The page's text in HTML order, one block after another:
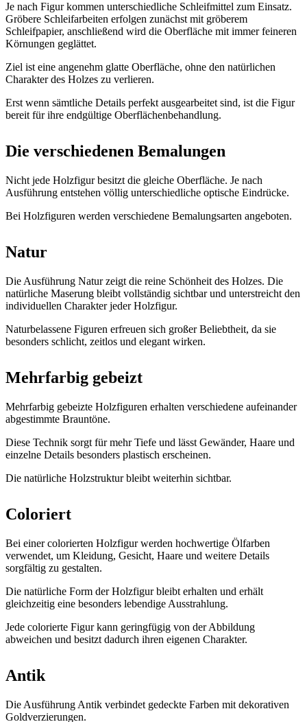
Je nach Figur kommen unterschiedliche Schleifmittel zum Einsatz.
Gröbere Schleifarbeiten erfolgen zunächst mit gröberem
Schleifpapier, anschließend wird die Oberfläche mit immer feineren
Körnungen geglättet.
Ziel ist eine angenehm glatte Oberfläche, ohne den natürlichen
Charakter des Holzes zu verlieren.
Erst wenn sämtliche Details perfekt ausgearbeitet sind, ist die Figur
bereit für ihre endgültige Oberflächenbehandlung.
Die verschiedenen Bemalungen
Nicht jede Holzfigur besitzt die gleiche Oberfläche. Je nach
Ausführung entstehen völlig unterschiedliche optische Eindrücke.
Bei Holzfiguren werden verschiedene Bemalungsarten angeboten.
Natur
Die Ausführung Natur zeigt die reine Schönheit des Holzes. Die
natürliche Maserung bleibt vollständig sichtbar und unterstreicht den
individuellen Charakter jeder Holzfigur.
Naturbelassene Figuren erfreuen sich großer Beliebtheit, da sie
besonders schlicht, zeitlos und elegant wirken.
Mehrfarbig gebeizt
Mehrfarbig gebeizte Holzfiguren erhalten verschiedene aufeinander
abgestimmte Brauntöne.
Diese Technik sorgt für mehr Tiefe und lässt Gewänder, Haare und
einzelne Details besonders plastisch erscheinen.
Die natürliche Holzstruktur bleibt weiterhin sichtbar.
Coloriert
Bei einer colorierten Holzfigur werden hochwertige Ölfarben
verwendet, um Kleidung, Gesicht, Haare und weitere Details
sorgfältig zu gestalten.
Die natürliche Form der Holzfigur bleibt erhalten und erhält
gleichzeitig eine besonders lebendige Ausstrahlung.
Jede colorierte Figur kann geringfügig von der Abbildung
abweichen und besitzt dadurch ihren eigenen Charakter.
Antik
Die Ausführung Antik verbindet gedeckte Farben mit dekorativen
Goldverzierungen.